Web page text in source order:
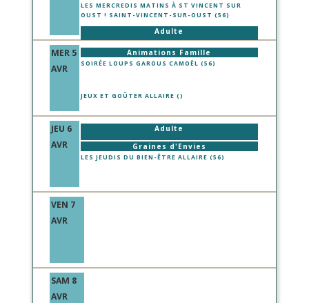
LES MERCREDIS MATINS À ST VINCENT SUR
OUST ! SAINT-VINCENT-SUR-OUST (56)
Adulte
Animations Famille
Cuisine
JEUX ET GOÛTER ALLAIRE ()
MER 5
AVR
Animations Famille
SOIRÉE LOUPS GAROUS CAMOËL (56)
JEU 6
AVR
Adulte
Graines d'Envies
LES JEUDIS DU BIEN-ÊTRE ALLAIRE (56)
VEN 7
AVR
SAM 8
AVR